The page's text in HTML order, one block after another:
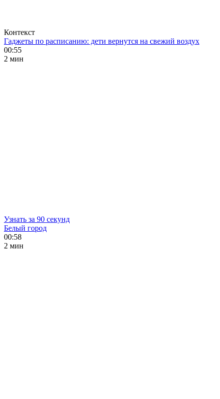
Контекст
Гаджеты по расписанию: дети вернутся на свежий воздух
00:55
2 мин
Узнать за 90 секунд
Белый город
00:58
2 мин